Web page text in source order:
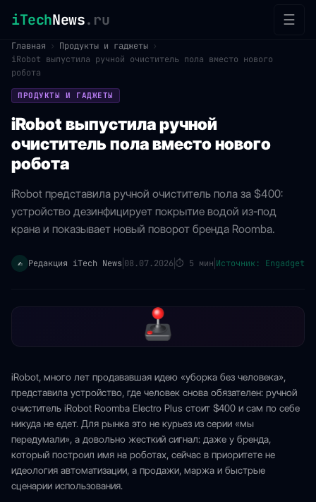
iTechNews.ru ☰
Главная › Продукты и гаджеты ›
iRobot выпустила ручной очиститель пола вместо нового
робота
ПРОДУКТЫ И ГАДЖЕТЫ
iRobot выпустила ручной
очиститель пола вместо нового
робота
iRobot представила ручной очиститель пола за $400:
устройство дезинфицирует покрытие водой из-под
крана и показывает новый поворот бренда Roomba.
✍️ Редакция iTech News 08.07.2026⏱ 5 мин Источник: Engadget
iRobot, много лет продававшая идею «уборка без человека»,
представила устройство, где человек снова обязателен: ручной
очиститель iRobot Roomba Electro Plus стоит $400 и сам по себе
никуда не едет. Для рынка это не курьез из серии «мы
передумали», а довольно жесткий сигнал: даже у бренда,
который построил имя на роботах, сейчас в приоритете не
идеология автоматизации, а продажи, маржа и быстрые
сценарии использования.